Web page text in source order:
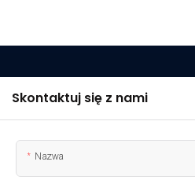
Skontaktuj się z nami
Nazwa